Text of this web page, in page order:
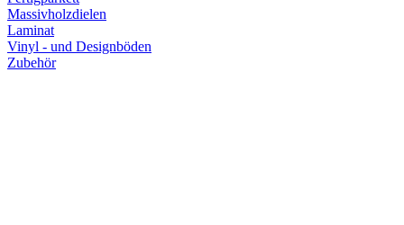
Massivholzdielen
Laminat
Vinyl - und Designböden
Zubehör